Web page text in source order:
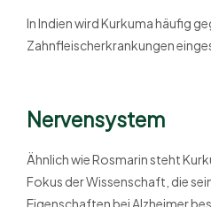
In Indien wird Kurkuma häufig
Zahnfleischerkrankungen
Nervensystem
Ähnlich wie Rosmarin steht
Fokus der Wissenschaft, die
Eigenschaften bei Alzheimer